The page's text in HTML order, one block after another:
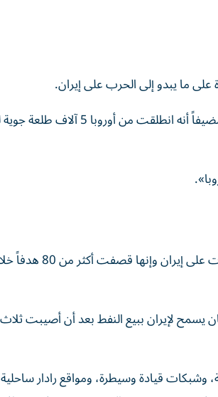
على ما يبدو إلى الحرب على إيران.
من جهته قال الأمين العام لحلف الأطلسي: إنه يتفق مع موقف ترامب بشأن إيران، مضيفاً أنه
وفي وقت سابق، قالت القيادة المركزية الأمريكية إنها أكملت جولة جديدة من الهجمات ‌على
لإيران ببيع النفط بعد أن أصيبت ثلاث
وشبكات قيادة وسيطرة، ومواقع رادار